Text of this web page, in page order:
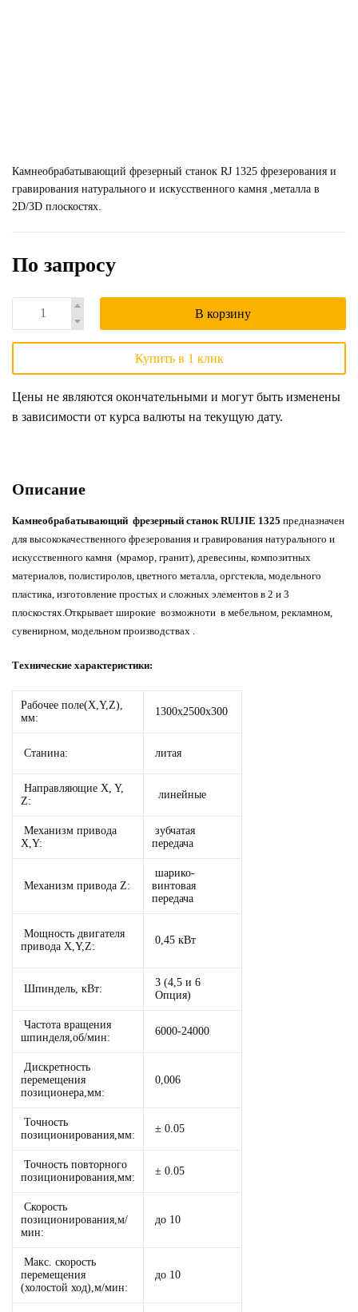
Камнеобрабатывающий фрезерный станок RJ 1325 фрезерования и
гравирования натурального и искусственного камня ,металла в
2D/3D плоскостях.
По запросу
В корзину
Купить в 1 клик
Цены не являются окончательными и могут быть изменены
в зависимости от курса валюты на текущую дату.
Описание
Камнеобрабатывающий фрезерный станок RUIJIE 1325 предназначен
для высококачественного фрезерования и гравирования натурального и
искусственного камня (мрамор, гранит), древесины, композитных
материалов, полистиролов, цветного металла, оргстекла, модельного
пластика, изготовление простых и сложных элементов в 2 и 3
плоскостях.Открывает широкие возможноти в мебельном, рекламном,
сувенирном, модельном производствах .
Технические характеристики:
Рабочее поле(X,Y,Z),
мм:
1300х2500х300
Станина: литая
Направляющие X, Y,
Z:
линейные
Механизм привода
X,Y:
зубчатая
передача
Механизм привода Z:
шарико-
винтовая
передача
Мощность двигателя
привода X,Y,Z:
0,45 кВт
Шпиндель, кВт:
3 (4,5 и 6
Опция)
Частота вращения
шпинделя,об/мин:
6000-24000
Дискретность
перемещения
позиционера,мм:
0,006
Точность
позиционирования,мм:
± 0.05
Точность повторного
позиционирования,мм:
± 0.05
Скорость
позиционирования,м/
мин:
до 10
Макс. скорость
перемещения
(холостой ход),м/мин:
до 10